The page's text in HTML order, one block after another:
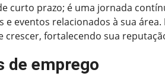
curto prazo; é uma jornada
eventos relacionados à sua
fortalecendo sua
de emprego